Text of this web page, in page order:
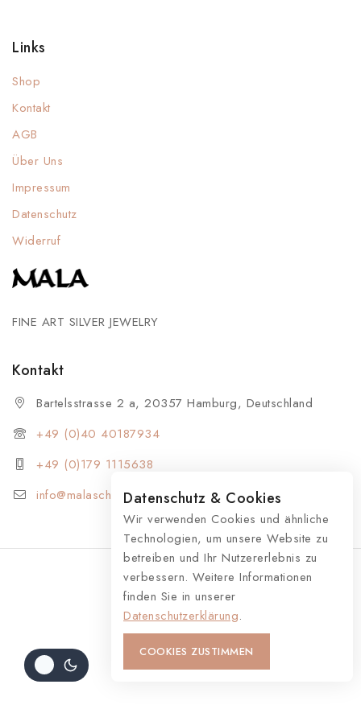
Links
Shop
Kontakt
AGB
Über Uns
Impressum
Datenschutz
Widerruf
FINE ART SILVER JEWELRY
Kontakt
Bartelsstrasse 2 a, 20357 Hamburg, Deutschland
+49 (0)40 40187934
+49 (0)179 1115638
info@malaschmuck.de
© 2026 MALA Schmuck
Datenschutz & Cookies
Wir verwenden Cookies und ähnliche
Technologien, um unsere Website zu
betreiben und Ihr Nutzererlebnis zu
verbessern. Weitere Informationen
finden Sie in unserer
Datenschutzerklärung.
COOKIES ZUSTIMMEN